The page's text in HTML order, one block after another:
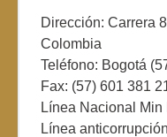
Dirección: Carrera
Colombia
Teléfono: Bogotá
Fax: (57) 601 381
Línea Nacional
Línea